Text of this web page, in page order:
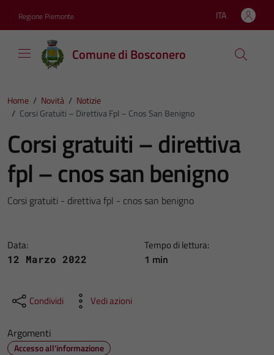
Regione Piemonte Lingua attiva:
ITA
Comune di Bosconero
Home / Novità / Notizie
/ Corsi Gratuiti – Direttiva Fpl – Cnos San Benigno
Corsi gratuiti – direttiva
fpl – cnos san benigno
Corsi gratuiti - direttiva fpl - cnos san benigno
Data:
12 Marzo 2022
Tempo di lettura:
1 min
Condividi Vedi azioni
Argomenti
Accesso all'informazione